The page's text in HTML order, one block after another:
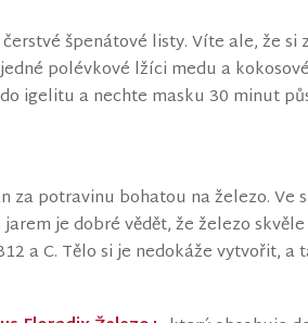
špenátové listy. Víte ale, že
polévkové lžíci medu a
igelitu a nechte masku 30 minut
za potravinu bohatou na železo.
je dobré vědět, že železo
a C. Tělo si je nedokáže vytvořit,